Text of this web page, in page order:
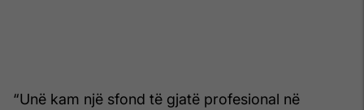
“Unë kam një sfond të gjatë profesional në